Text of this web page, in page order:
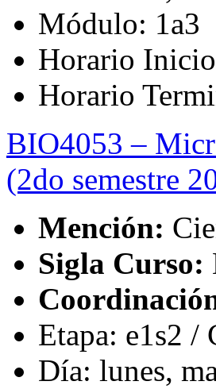
Módulo: 1a3
Horario
Horario
BIO4053 –
(2do semestre
Mención:
Sigla Curso:
Etapa: e1s2 /
Día: lunes,